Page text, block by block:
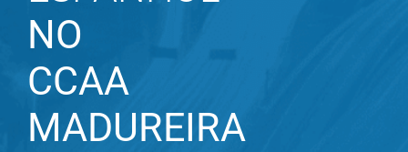
NO
CCAA
MADUREIRA